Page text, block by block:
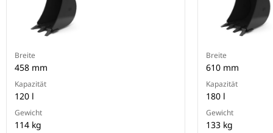
Breite
458 mm
Kapazität
120 l
Gewicht
114 kg
Breite
610 mm
Kapazität
180 l
Gewicht
133 kg